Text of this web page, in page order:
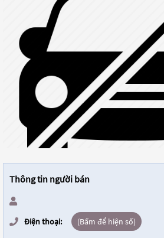
Thông tin người bán
Điện thoại: (Bấm để hiện số)